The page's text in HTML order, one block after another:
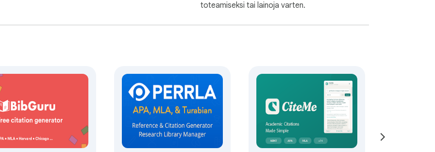
keskittyy erityisesti APA-tyyliin. Se toimii APA-tyylin viittausgeneraattorina ja APA-
toteamiseksi tai lainoja varten.